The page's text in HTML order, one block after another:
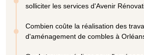
solliciter les services d'Avenir
Combien coûte la réalisation des
d'aménagement de combles à